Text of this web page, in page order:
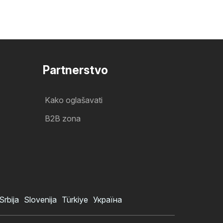
Partnerstvo
Kako oglašavati
B2B zona
Slovenija Türkiye Україна